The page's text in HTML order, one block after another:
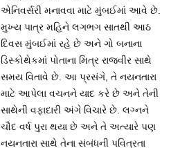
એનિવર્સરી મનાવવા માટે મુંબઈમાં આવે છે.
મુખ્ય પાત્ર મહિને લગભગ સાતથી આઠ
દિવસ મુંબઈમાં રહે છે અને ગો બનાના
ડિસ્કોથેકમાં પોતાના મિત્ર રાજવીર સાથે
સમય વિતાવે છે. આ પ્રસંગે, તે નયનતારા
માટે આપેલા વચનને યાદ કરે છે અને તેની
સાથેની વફાદારી અંગે વિચારે છે. લગ્નને
ચૌદ વર્ષ પુરા થયા છે અને તે અત્યારે પણ
નયનતારા સાથે તેના સંબંધની પવિત્રતા